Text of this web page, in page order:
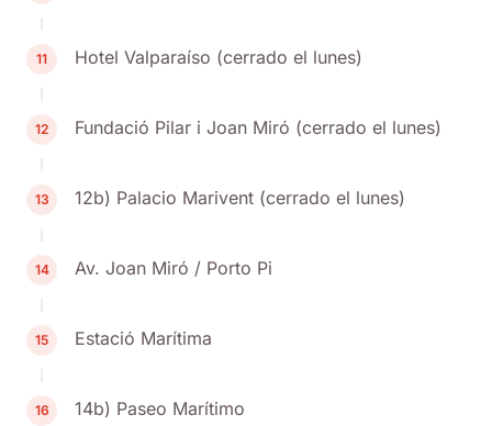
11 Hotel Valparaíso (cerrado el lunes)
12 Fundació Pilar i Joan Miró (cerrado el lunes)
13 12b) Palacio Marivent (cerrado el lunes)
14 Av. Joan Miró / Porto Pi
15 Estació Marítima
16 14b) Paseo Marítimo